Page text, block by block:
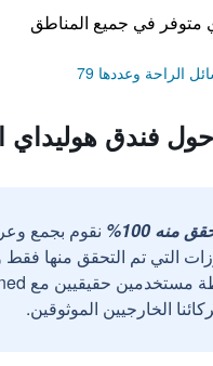
متوفر في جميع المناطق
الراحة وعددها 79
فندق هوليداي
منه 100%
نقوم بجمع
التي تم التحقق منها فقط
الخارجيين الموثوقين.